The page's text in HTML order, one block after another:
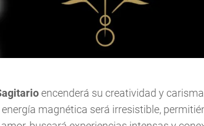
encenderá su creatividad y
magnética será irresistible,